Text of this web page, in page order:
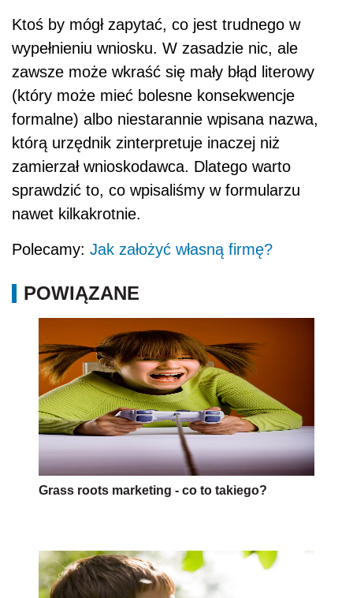
Ktoś by mógł zapytać, co jest trudnego w
wypełnieniu wniosku. W zasadzie nic, ale
zawsze może wkraść się mały błąd literowy
(który może mieć bolesne konsekwencje
formalne) albo niestarannie wpisana nazwa,
którą urzędnik zinterpretuje inaczej niż
zamierzał wnioskodawca. Dlatego warto
sprawdzić to, co wpisaliśmy w formularzu
nawet kilkakrotnie.
Polecamy: Jak założyć własną firmę?
POWIĄZANE
Grass roots marketing - co to takiego?